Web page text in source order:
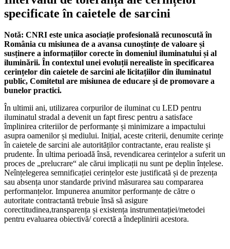
specificate în caietele de sarcini
Notă: CNRI este unica asociație profesională recunoscută în
România cu misiunea de a avansa cunoștințe de valoare și
susținere a informațiilor corecte în domeniul iluminatului și al
iluminării. În contextul unei evoluții nerealiste în specificarea
cerințelor din caietele de sarcini ale licitațiilor din iluminatul
public, Comitetul are misiunea de educare și de promovare a
bunelor practici.
În ultimii ani, utilizarea corpurilor de iluminat cu LED pentru
iluminatul stradal a devenit un fapt firesc pentru a satisface
împlinirea criteriilor de performanțe și minimizare a impactului
asupra oamenilor și mediului. Inițial, aceste criterii, denumite cerințe
în caietele de sarcini ale autorităților contractante, erau realiste și
prudente. În ultima perioadă însă, revendicarea cerințelor a suferit un
proces de „prelucrare“ ale cărui implicații nu sunt pe deplin înțelese.
Neînțelegerea semnificației cerințelor este justificată și de prezența
sau absența unor standarde privind măsurarea sau compararea
performanțelor. Impunerea anumitor performanțe de către o
autoritate contractantă trebuie însă să asigure
corectitudinea,transparența și existența instrumentației/metodei
pentru evaluarea obiectivă/ corectă a îndeplinirii acestora.